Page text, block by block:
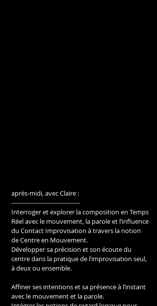
après-midi, avec Claire :
-----------------------------------
Interroger et explorer la composition en Temps
Réel avec le mouvement, la parole et l’influence
du Contact Improvisation à travers la notion
de Centre en Mouvement.
Développer sa précision et son écoute du
centre dans la pratique de l’improvisation seul,
à deux ou ensemble.
Affiner ses intentions et sa présence à l’instant
avec le mouvement et la parole.